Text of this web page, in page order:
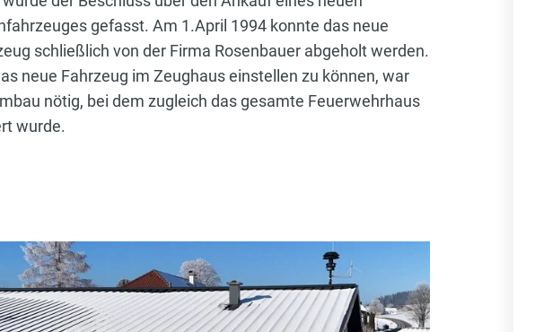
gefasst. Am 1.April 1994 konnte das neue
schließlich von der Firma Rosenbauer abgeholt werden.
neue Fahrzeug im Zeughaus einstellen zu können, war
nötig, bei dem zugleich das gesamte Feuerwehrhaus
wurde.